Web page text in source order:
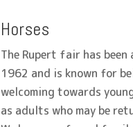
Horses
The Rupert fair has been
1962 and is known for
welcoming towards
as adults who may be